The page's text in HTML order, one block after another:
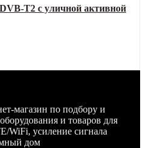
T2 с уличной активной
магазин по подбору и
и товаров для
WiFi, усиление сигнала
дом